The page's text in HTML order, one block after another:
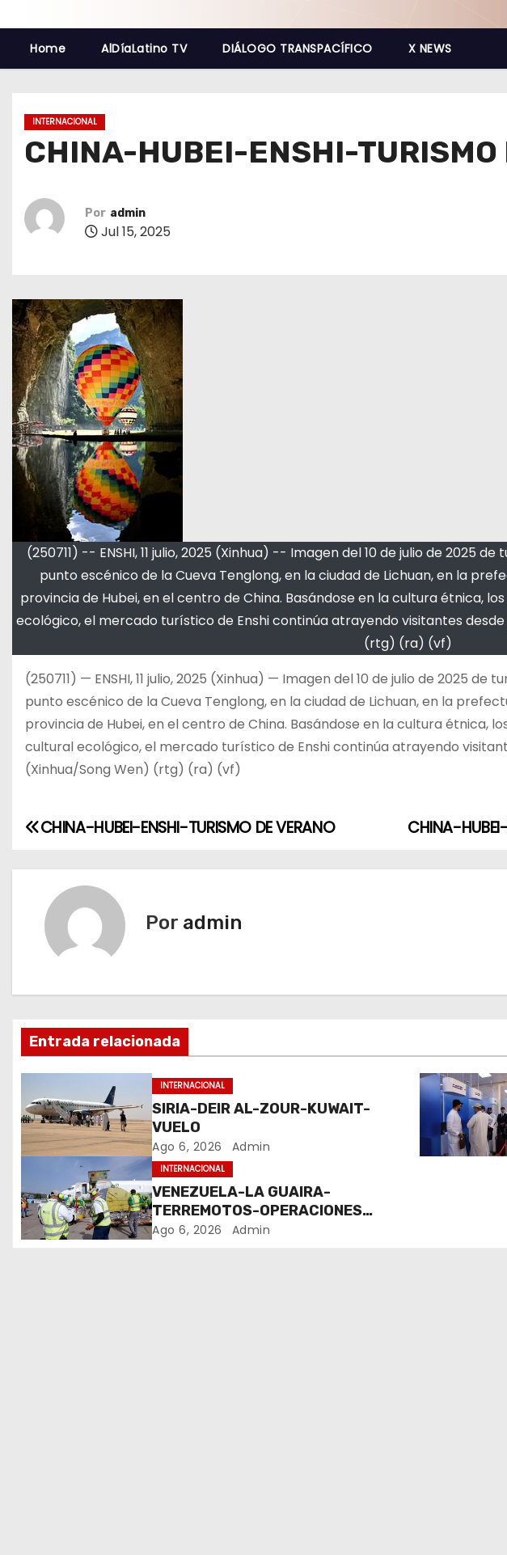
Home AlDíaLatino TV DIÁLOGO TRANSPACÍFICO X NEWS
INTERNACIONAL
CHINA-HUBEI-ENSHI-TURISMO
Por admin
Jul 15, 2025
(250711) -- ENSHI, 11 julio, 2025 (Xinhua) -- Imagen del 10 de julio de 2025
punto escénico de la Cueva Tenglong, en la ciudad de Lichuan, en la
provincia de Hubei, en el centro de China. Basándose en la cultura étnica,
ecológico, el mercado turístico de Enshi continúa atrayendo visitantes
(rtg) (ra) (vf)
(250711) — ENSHI, 11 julio, 2025 (Xinhua) — Imagen del 10 de julio de 2025
punto escénico de la Cueva Tenglong, en la ciudad de Lichuan, en la
provincia de Hubei, en el centro de China. Basándose en la cultura étnica,
cultural ecológico, el mercado turístico de Enshi continúa atrayendo
(Xinhua/Song Wen) (rtg) (ra) (vf)
N
a
a
c
i
ó
n
e
e
CHINA-
CHINA-HUBEI-ENSHI-TURISMO DE VERANO
Por admin
Entrada relacionada
INTERNACIONAL
SIRIA-DEIR AL-ZOUR-KUWAIT-
VUELO
Ago 6, 2026 Admin
INTERNACIONAL
VENEZUELA-LA GUAIRA-
TERREMOTOS-OPERACIONES
AEREAS
Ago 6, 2026 Admin